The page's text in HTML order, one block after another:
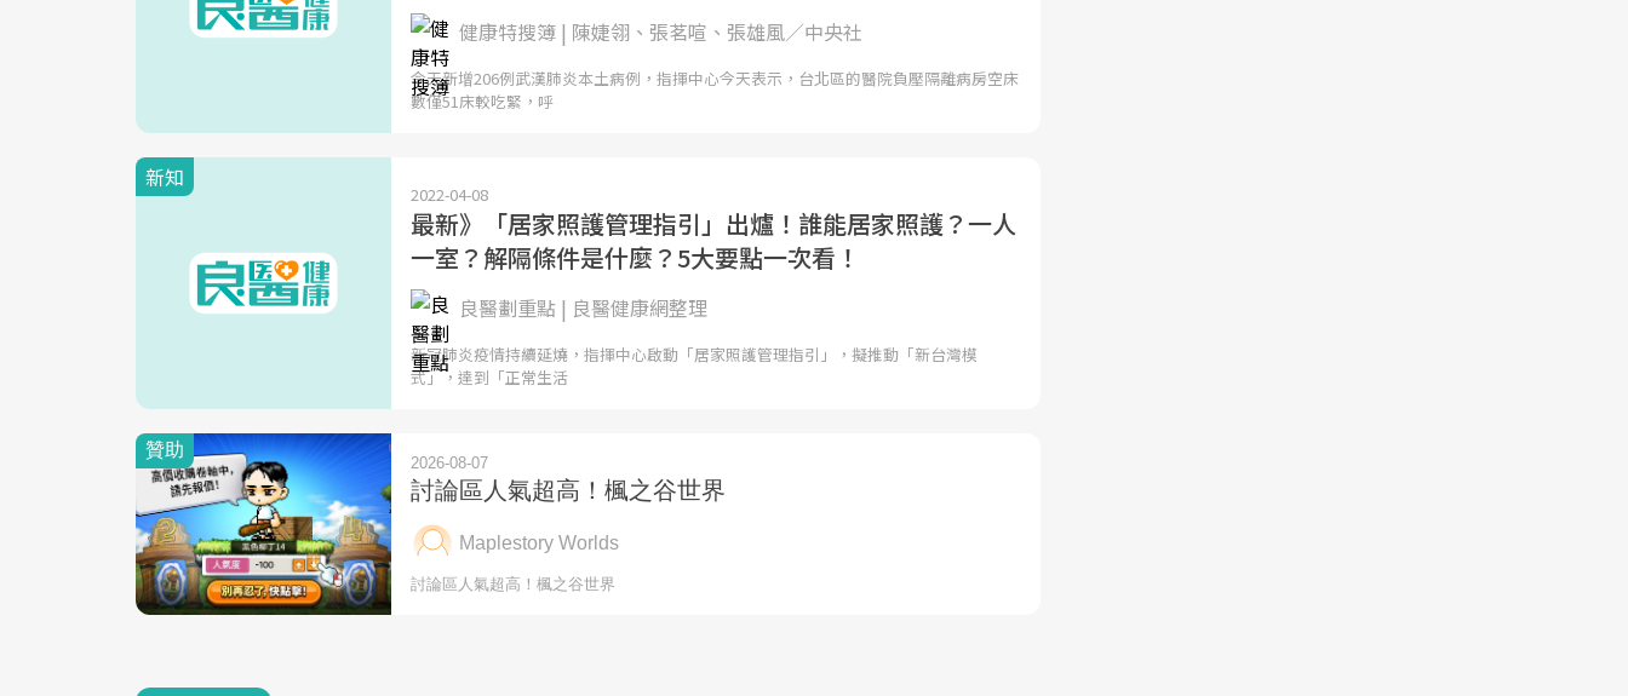
健康特搜簿 | 陳婕翎、張茗喧、張雄風／中央社
今天新增206例武漢肺炎本土病例，指揮中心今天表示，台北區的醫院負壓隔離病房空床
數僅51床較吃緊，呼
新知
2022-04-08
最新》「居家照護管理指引」出爐！誰能居家照護？一人
一室？解隔條件是什麼？5大要點一次看！
良醫劃重點 | 良醫健康網整理
新冠肺炎疫情持續延燒，指揮中心啟動「居家照護管理指引」，擬推動「新台灣模
式」，達到「正常生活